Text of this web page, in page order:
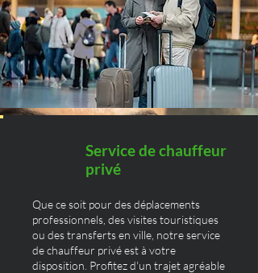
Service de chauffeur
privé
Que ce soit pour des déplacements
professionnels, des visites touristiques
ou des transferts en ville, notre service
de chauffeur privé est à votre
disposition. Profitez d'un trajet agréable